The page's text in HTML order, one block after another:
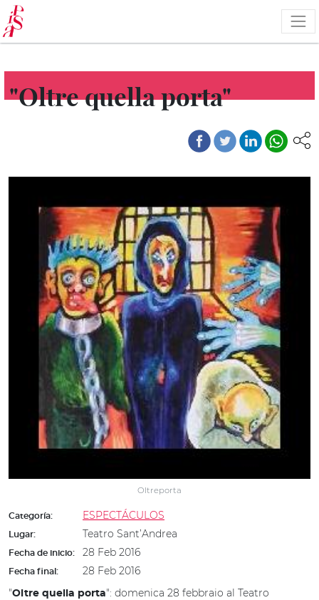
Pasar
al
contenido
principal
"Oltre quella porta"
Oltreporta
Categoría: ESPECTÁCULOS
Lugar: Teatro Sant’Andrea
Fecha de inicio: 28 Feb 2016
Fecha final:
28 Feb 2016
"Oltre quella porta": domenica 28 febbraio al Teatro